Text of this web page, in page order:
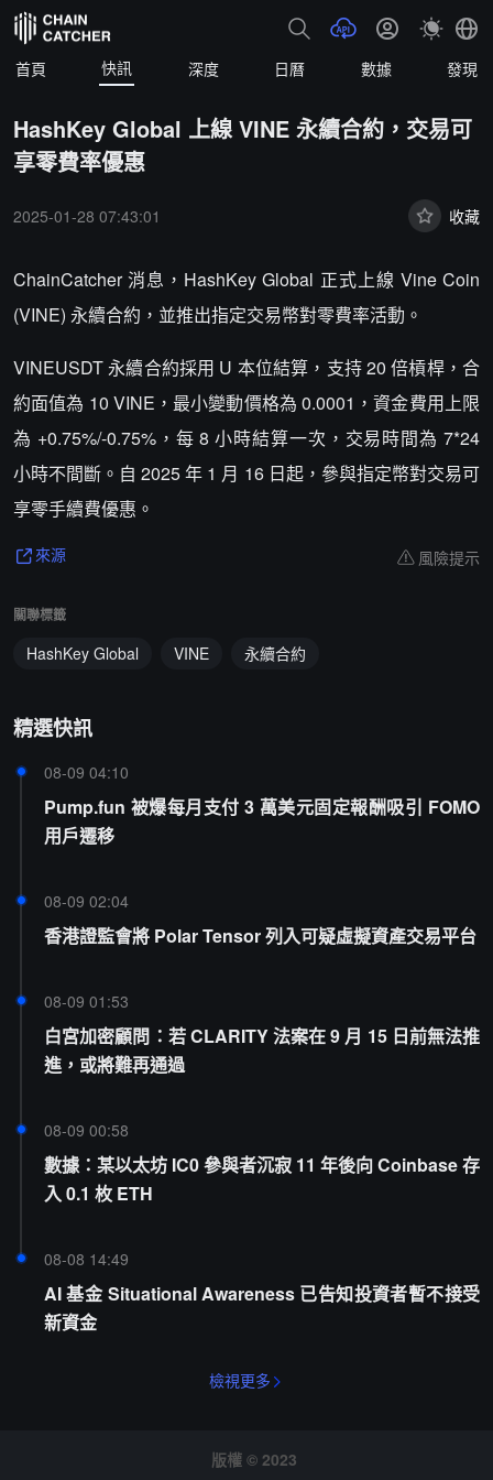
首頁 快訊 深度 日曆 數據 發現
HashKey Global 上線 VINE 永續合約，交易可
享零費率優惠
2025-01-28 07:43:01 收藏
ChainCatcher 消息，HashKey Global 正式上線 Vine Coin
(VINE) 永續合約，並推出指定交易幣對零費率活動。
VINEUSDT 永續合約採用 U 本位結算，支持 20 倍槓桿，合
約面值為 10 VINE，最小變動價格為 0.0001，資金費用上限
為 +0.75%/-0.75%，每 8 小時結算一次，交易時間為 7*24
小時不間斷。自 2025 年 1 月 16 日起，參與指定幣對交易可
享零手續費優惠。
來源 風險提示
關聯標籤
HashKey Global VINE 永續合約
精選快訊
08-09 04:10
Pump.fun 被爆每月支付 3 萬美元固定報酬吸引 FOMO
用戶遷移
08-09 02:04
香港證監會將 Polar Tensor 列入可疑虛擬資產交易平台
08-09 01:53
白宮加密顧問：若 CLARITY 法案在 9 月 15 日前無法推
進，或將難再通過
08-09 00:58
數據：某以太坊 IC0 參與者沉寂 11 年後向 Coinbase 存
入 0.1 枚 ETH
08-08 14:49
AI 基金 Situational Awareness 已告知投資者暫不接受
新資金
檢視更多
版權 © 2023